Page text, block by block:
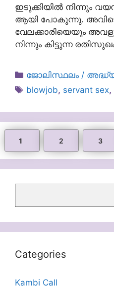
ഇടുക്കിയിൽ നിന്നും
ആയി പോകുന്നു. അവിടെ
വേലക്കാരിയെയും
നിന്നും കിട്ടുന്ന
Categories
ജോലിസ്ഥലം /
Tags
blowjob, servant sex,
Page
1 Page
2 Page
3
Categories
Kambi Call